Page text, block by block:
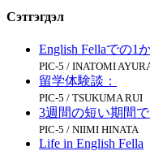
Сэтгэгдэл
English Fellaでの1
PIC-5 / INATOMI
留学体験談：
PIC-5 / TSUKUMA RUI
3週間の短い期間
PIC-5 / NIIMI HINATA
Life in English Fella